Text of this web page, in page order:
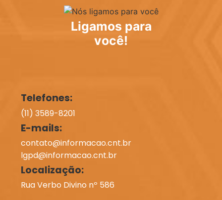
Ligamos para
você!
Telefones:
(11) 3589-8201
E-mails:
contato@informacao.cnt.br
lgpd@informacao.cnt.br
Localização:
Rua Verbo Divino nº 586